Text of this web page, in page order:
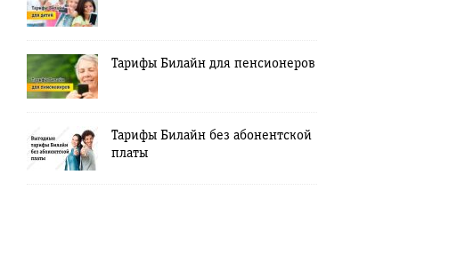
Тарифы Билайн для пенсионеров
Тарифы Билайн без абонентской
платы